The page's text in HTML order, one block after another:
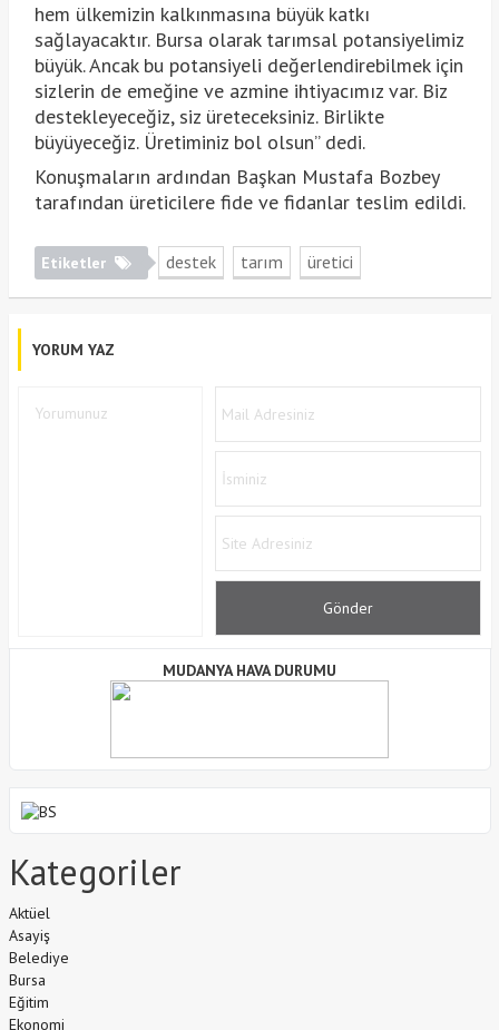
hem ülkemizin kalkınmasına büyük katkı
sağlayacaktır. Bursa olarak tarımsal potansiyelimiz
büyük. Ancak bu potansiyeli değerlendirebilmek için
sizlerin de emeğine ve azmine ihtiyacımız var. Biz
destekleyeceğiz, siz üreteceksiniz. Birlikte
büyüyeceğiz. Üretiminiz bol olsun” dedi.
Konuşmaların ardından Başkan Mustafa Bozbey
tarafından üreticilere fide ve fidanlar teslim edildi.
Etiketler destek tarım üretici
YORUM YAZ
MUDANYA HAVA DURUMU
Kategoriler
Aktüel
Asayiş
Belediye
Bursa
Eğitim
Ekonomi